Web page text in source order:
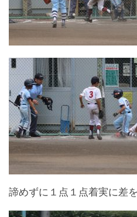
諦めずに１点１点着実に差